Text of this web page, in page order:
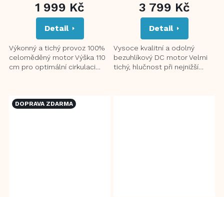
1 999 Kč
Detail
Výkonný a tichý provoz 100%
celoměděný motor Výška 110
cm pro optimální cirkulaci
PRODUKTU
5
HVĚZDIČEK.
3 799 Kč
Detail
Vysoce kvalitní a odolný
bezuhlíkový DC motor Velmi
tichý, hlučnost při nejnižší
DOPRAVA ZDARMA